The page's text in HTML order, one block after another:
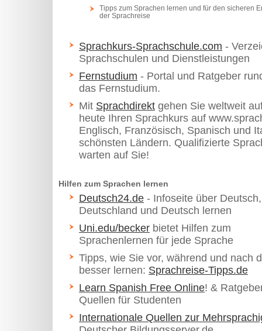
Tipps zum Sprachen lernen und für den sicheren
der Sprachreise
Sprachkurs-Sprachschule.com -
Sprachschulen und Dienstleistungen
Fernstudium - Portal und Ratgeber
das Fernstudium.
Mit Sprachdirekt gehen Sie weltweit
heute Ihren Sprachkurs auf
Englisch, Französisch, Spanisch und
schönsten Ländern. Qualifizierte
warten auf Sie!
Hilfen zum Sprachen lernen
Deutsch24.de - Infoseite über
Deutschland und Deutsch lernen
Uni.edu/becker bietet Hilfen zum
Sprachenlernen für jede Sprache
Tipps, wie Sie vor, während und nach
besser lernen: Sprachreise-Tipps.de
Learn Spanish Free Online! &
Quellen für Studenten
Internationale Quellen zur